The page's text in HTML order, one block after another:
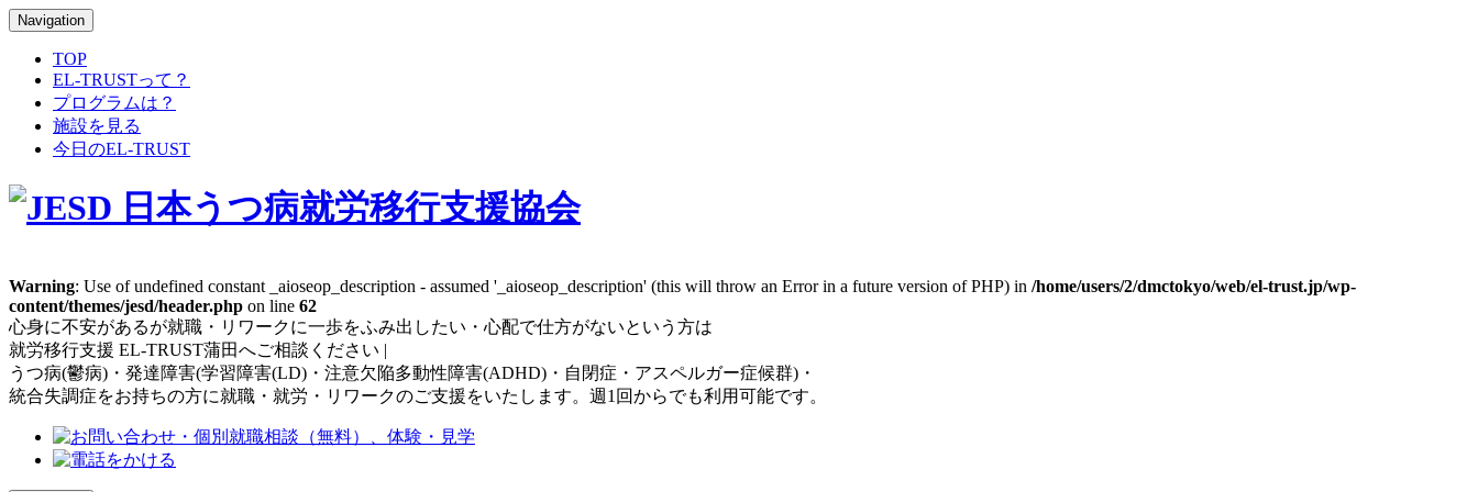
Navigation
TOP
EL-TRUSTって？
プログラムは？
施設を見る
今日のEL-TRUST
Warning: Use of undefined constant _aioseop_description - assumed '_aioseop_description' (this will throw an Error in a future version of PHP) in /home/users/2/dmctokyo/web/el-trust.jp/wp-
content/themes/jesd/header.php on line 62
心身に不安があるが就職・リワークに一歩をふみ出したい・心配で仕方がないという方は
就労移行支援 EL-TRUST蒲田へご相談ください |
うつ病(鬱病)・発達障害(学習障害(LD)・注意欠陥多動性障害(ADHD)・自閉症・アスペルガー症候群)・
統合失調症をお持ちの方に就職・就労・リワークのご支援をいたします。週1回からでも利用可能です。